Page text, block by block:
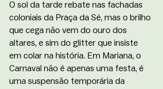
O sol da tarde rebate nas fachadas
coloniais da Praça da Sé, mas o brilho
que cega não vem do ouro dos
altares, e sim do glitter que insiste
em colar na história. Em Mariana, o
Carnaval não é apenas uma festa, é
uma suspensão temporária da